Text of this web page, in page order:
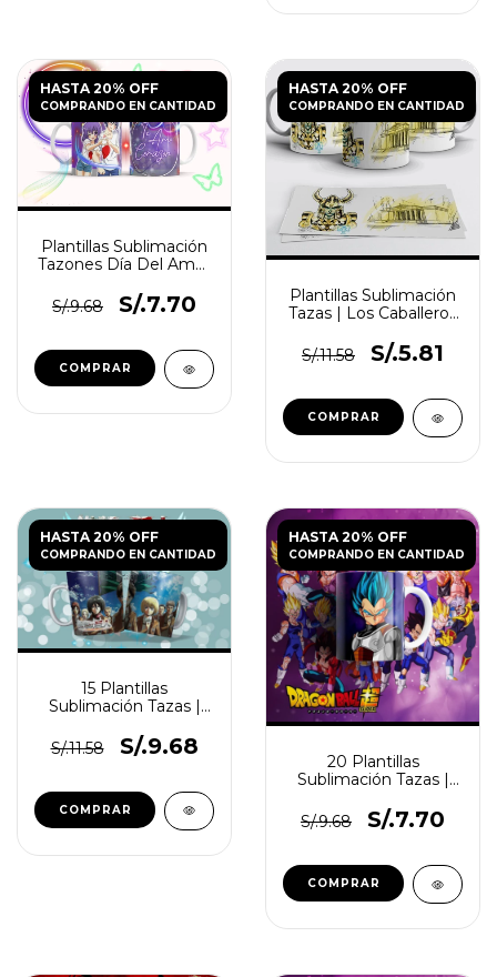
HASTA 20% OFF
COMPRANDO EN CANTIDAD
Plantillas Sublimación
Tazones Día Del Amor
S/.9.68
S/.7.70
HASTA 20% OFF
COMPRANDO EN CANTIDAD
Plantillas Sublimación
Tazas | Los Caballeros
S/.11.58
S/.5.81
HASTA 20% OFF
COMPRANDO EN CANTIDAD
15 Plantillas
Sublimación Tazas |
S/.11.58
S/.9.68
HASTA 20% OFF
COMPRANDO EN CANTIDAD
20 Plantillas
Sublimación Tazas |
S/.9.68
S/.7.70